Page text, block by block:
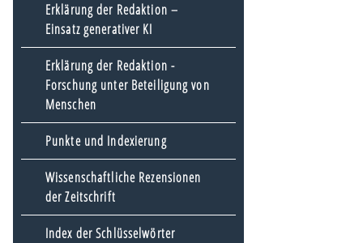
Erklärung der Redaktion –
Einsatz generativer KI
Erklärung der Redaktion -
Forschung unter Beteiligung von
Menschen
Punkte und Indexierung
Wissenschaftliche Rezensionen
der Zeitschrift
Index der Schlüsselwörter